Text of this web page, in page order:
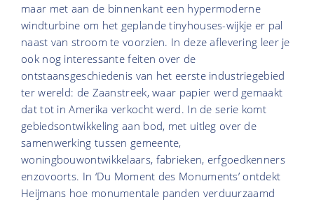
maar met aan de binnenkant een hypermoderne
windturbine om het geplande tinyhouses-wijkje er pal
naast van stroom te voorzien. In deze aflevering leer je
ook nog interessante feiten over de
ontstaansgeschiedenis van het eerste industriegebied
ter wereld: de Zaanstreek, waar papier werd gemaakt
dat tot in Amerika verkocht werd. In de serie komt
gebiedsontwikkeling aan bod, met uitleg over de
samenwerking tussen gemeente,
woningbouwontwikkelaars, fabrieken, erfgoedkenners
enzovoorts. In ‘Du Moment des Monuments’ ontdekt
Heijmans hoe monumentale panden verduurzaamd